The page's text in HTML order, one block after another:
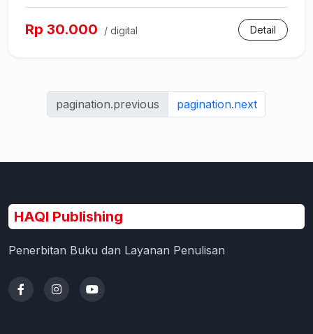
Rp 30.000 / digital Detail
pagination.previous pagination.next
HAQI Publishing
Penerbitan Buku dan Layanan Penulisan